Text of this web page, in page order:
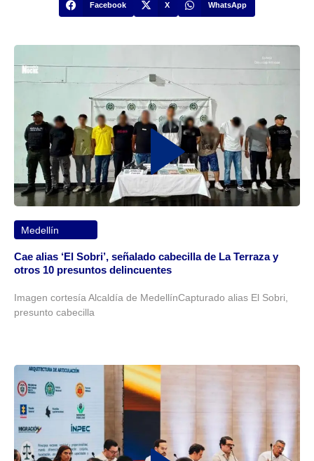
Facebook X WhatsApp
Medellín
Cae alias ‘El Sobri’, señalado cabecilla de La Terraza y
otros 10 presuntos delincuentes
Imagen cortesía Alcaldía de MedellínCapturado alias El Sobri,
presunto cabecilla